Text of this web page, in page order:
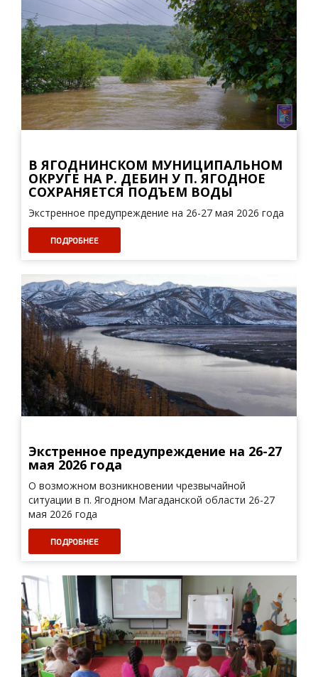
В ЯГОДНИНСКОМ МУНИЦИПАЛЬНОМ
ОКРУГЕ НА Р. ДЕБИН У П. ЯГОДНОЕ
СОХРАНЯЕТСЯ ПОДЪЕМ ВОДЫ
Экстренное предупреждение на 26-27 мая 2026 года
ПОДРОБНЕЕ
Экстренное предупреждение на 26-27
мая 2026 года
О возможном возникновении чрезвычайной
ситуации в п. Ягодном Магаданской области 26-27
мая 2026 года
ПОДРОБНЕЕ